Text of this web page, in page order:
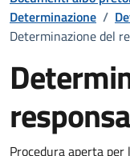
Determinazione /
Determinazione del
Dettaglio del
Procedura aperta